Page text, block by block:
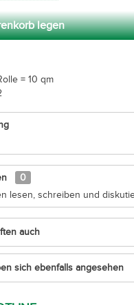
legen
= 10 qm
0
lesen, schreiben und
auch
sich ebenfalls angesehen